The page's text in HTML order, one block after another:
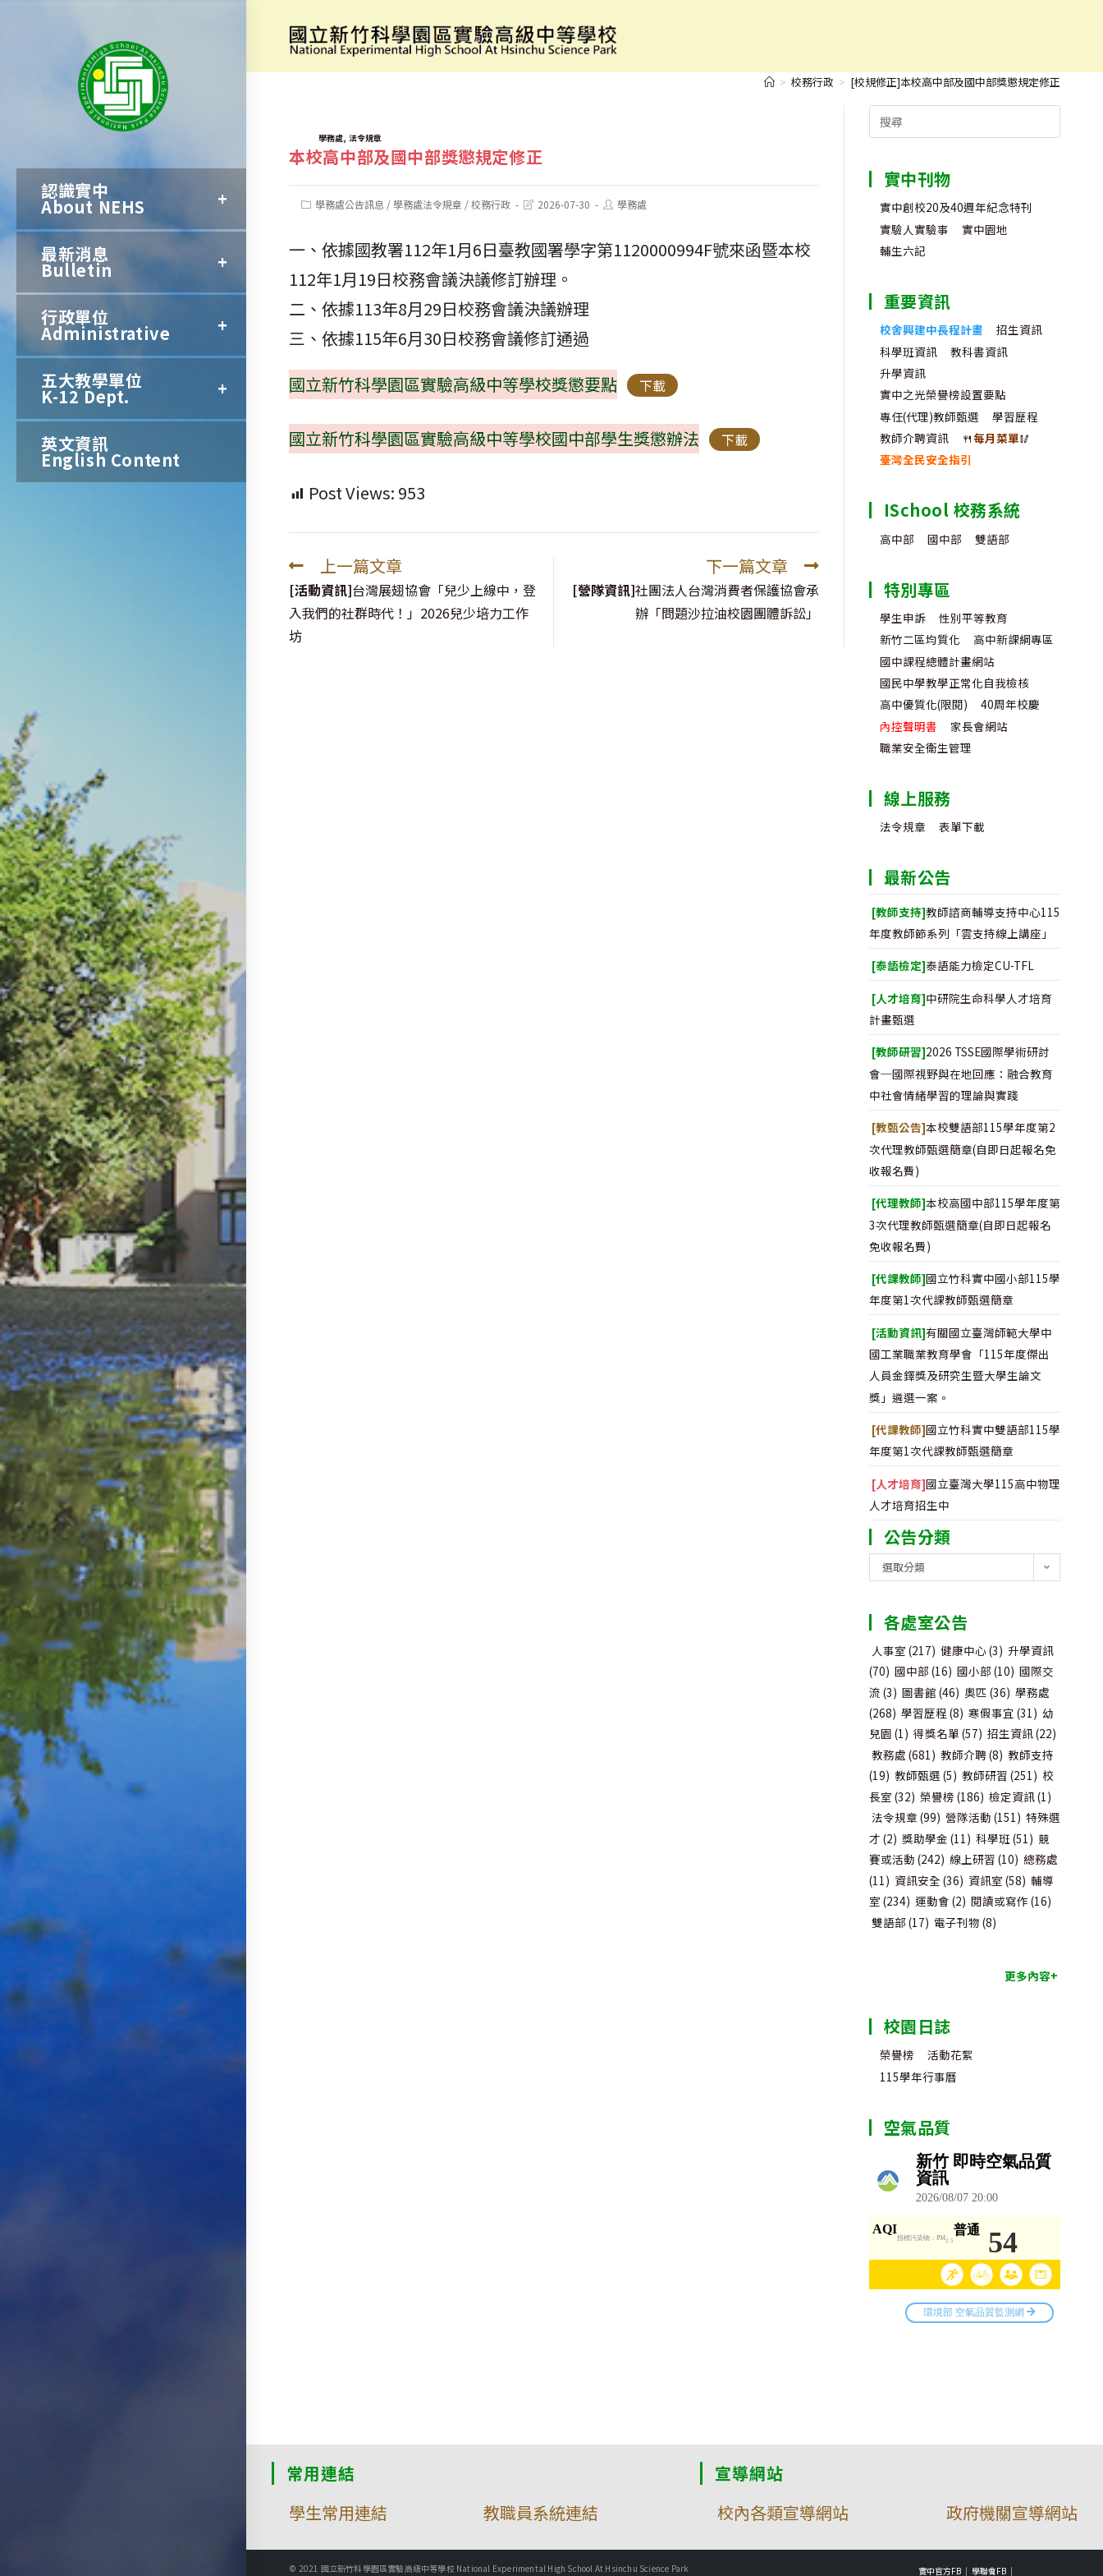
至
認識實中
About NEHS
最新消息
Bulletin
行政單位
Administrative
五大教學單位
K-12 Dept.
英文資訊
English Content
[校規修正]本校高中部及國中部獎懲規定修正
> 校務行政 > [校規修正]本校高中部及國中部獎懲規定修正
TAGS:學務處, 法令規章
本校高中部及國中部獎懲規定修正
Post學務處公告訊息 / 學務處法令規章 /校務行政
Post2026-07-30
Post學務處
一、依據國教署112年1月6日臺教國署學字第1120000994F號來函暨本校
112年1月19日校務會議決議修訂辦理。
二、依據113年8月29日校務會議決議辦理
三、依據115年6月30日校務會議修訂通過
國立新竹科學園區實驗高級中等學校獎懲要點
下載
國立新竹科學園區實驗高級中等學校國中部學生獎懲辦法 下載
Post Views: 953
Read
more
articles
上一篇文章
[活動資訊]台灣展翅協會「兒少上線中，登
入我們的社群時代！」2026兒少培力工作
坊
下一篇文章
[營隊資訊]社團法人台灣消費者保護協會承
辦「問題沙拉油校園團體訴訟」
Search
for:
實中刊物
實中創校20及40週年紀念特刊
實驗人實驗事
實中園地
輔生六記
重要資訊
校舍興建中長程計畫
招生資訊
科學班資訊
教科書資訊
升學資訊
實中之光榮譽榜設置要點
專任(代理)教師甄選
學習歷程
教師介聘資訊
🍴每月菜單🥢
臺灣全民安全指引
ISchool 校務系統
高中部 國中部 雙語部
特別專區
學生申訴
性別平等教育
新竹二區均質化
高中新課綱專區
國中課程總體計畫網站
國民中學教學正常化自我檢核
高中優質化(限閱)
40周年校慶
內控聲明書
家長會網站
職業安全衛生管理
線上服務
法令規章 表單下載
最新公告
[教師支持]教師諮商輔導支持中心115
年度教師節系列「雲支持線上講座」
[泰語檢定]泰語能力檢定CU-TFL
[人才培育]中研院生命科學人才培育
計畫甄選
[教師研習]2026 TSSE國際學術研討
會─國際視野與在地回應：融合教育
中社會情緒學習的理論與實踐
[教甄公告]本校雙語部115學年度第2
次代理教師甄選簡章(自即日起報名免
收報名費)
[代理教師]本校高國中部115學年度第
3次代理教師甄選簡章(自即日起報名
免收報名費)
[代課教師]國立竹科實中國小部115學
年度第1次代課教師甄選簡章
[活動資訊]有關國立臺灣師範大學中
國工業職業教育學會「115年度傑出
人員金鐸獎及研究生暨大學生論文
獎」遴選一案。
[代課教師]國立竹科實中雙語部115學
年度第1次代課教師甄選簡章
[人才培育]國立臺灣大學115高中物理
人才培育招生中
公告分類
告
類
選取分類
各處室公告
人事室 (217) 健康中心(3) 升學資訊
(70) 國中部 (16) 國小部 (10) 國際交
流 (3) 圖書館 (46) 奧匹 (36) 學務處
(268) 學習歷程 (8) 寒假事宜 (31) 幼
兒園 (1) 得獎名單 (57) 招生資訊(22)
教務處 (681) 教師介聘(8) 教師支持
(19) 教師甄選 (5) 教師研習 (251) 校
長室 (32) 榮譽榜 (186) 檢定資訊(1)
法令規章 (99) 營隊活動 (151) 特殊選
才 (2) 獎助學金 (11) 科學班 (51) 競
賽或活動 (242) 線上研習 (10) 總務處
(11) 資訊安全 (36) 資訊室 (58) 輔導
室 (234) 運動會 (2) 閱讀或寫作 (16)
雙語部 (17) 電子刊物 (8)
更多內容+
校園日誌
榮譽榜
活動花絮
115學年行事曆
空氣品質
常用連結
學生常用連結
教職員系統連結
宣導網站
校內各類宣導網站
政府機關宣導網站
實中官方FB 學聯會FB
© 2021 國立新竹科學園區實驗高級中等學校 National Experimental High School At Hsinchu Science Park